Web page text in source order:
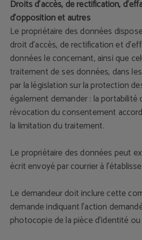
Droits d'accès, de rectification,
d'opposition et autres
Le propriétaire des données
droit d'accès, de rectification et
données le concernant, ainsi que
traitement de ses données, dans
par la législation sur la protection
également demander : la portabilité
révocation du consentement
la limitation du traitement.
Le propriétaire des données peut
écrit envoyé par courrier à
Le demandeur doit inclure cette
demande indiquant l'action
photocopie de la pièce d'identité